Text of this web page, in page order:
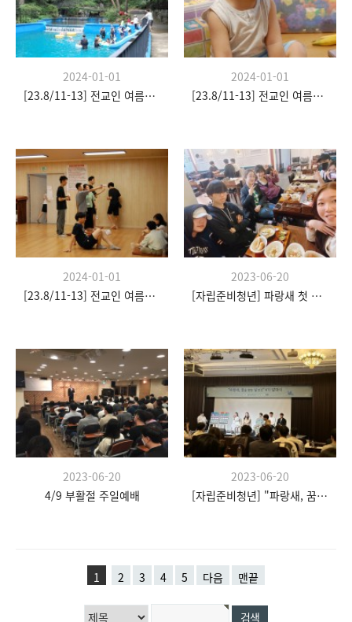
2024-01-01
[23.8/11-13] 전교인 여름수련회
2024-01-01
[23.8/11-13] 전교인 여름수련회
2024-01-01
[23.8/11-13] 전교인 여름수련회
2023-06-20
[자립준비청년] 파랑새 첫 모임
2023-06-20
4/9 부활절 주일예배
2023-06-20
[자립준비청년] "파랑새, 꿈을 향한 날갯짓" 발대식
1 2 3 4 5 다음 맨끝